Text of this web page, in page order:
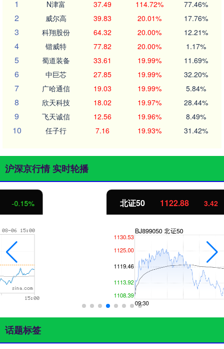
1
N津富 37.49 114.72% 77.46%
2 威尔高 39.83 20.01% 17.76%
3 科翔股份 64.32 20.00% 12.21%
4 锴威特 77.82 20.00% 1.17%
5 蜀道装备 33.61 19.99% 11.69%
6 中巨芯 27.85 19.99% 32.20%
7 广哈通信 19.03 19.99% 5.84%
8 欣天科技 18.02 19.97% 28.44%
9 飞天诚信 12.56 19.96% 8.49%
10 任子行 7.16 19.93% 31.42%
沪深京行情 实时轮播
3.42 0.30%
话题标签